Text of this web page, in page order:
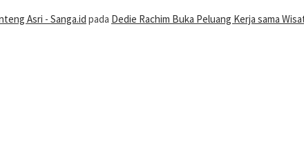
Asri - Sanga.id pada Dedie Rachim Buka Peluang Kerja sama